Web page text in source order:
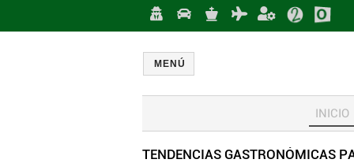
MENÚ
INICIO
TENDENCIAS GASTRONÓMICAS